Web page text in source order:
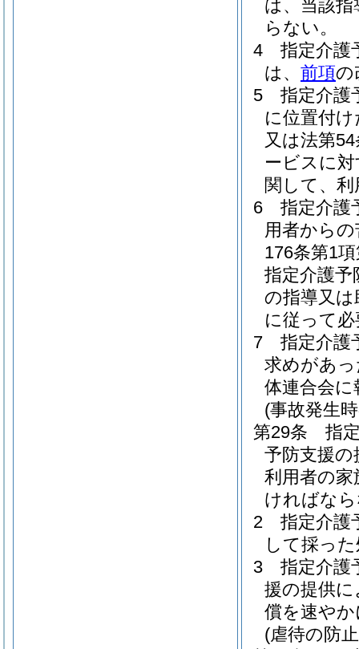
は、当該
らない。
4
指定介護
は、 前項の
5
指定介護
に位置付
又は法第
ービスに
関して、
6
指定介護
用者から
176条第1
指定介護予
の指導又
に従って
7
指定介護
求めがあ
体連合会
(事故発生
第29条
指
予防支援
利用者の
ければな
2
指定介護
して採っ
3
指定介護
援の提供
償を速や
(虐待の防